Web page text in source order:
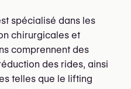
spécialisé dans les
chirurgicales et
comprennent des
des rides, ainsi
telles que le lifting